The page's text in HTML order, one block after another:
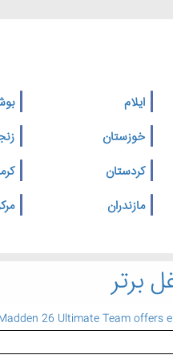
ایلام
خوزستان
کردستان
مازندران
برتر
26 Ultimate Team offers